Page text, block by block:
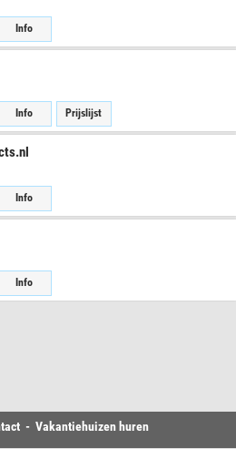
Info
Info Prijslijst
Info
Info
- Vakantiehuizen huren